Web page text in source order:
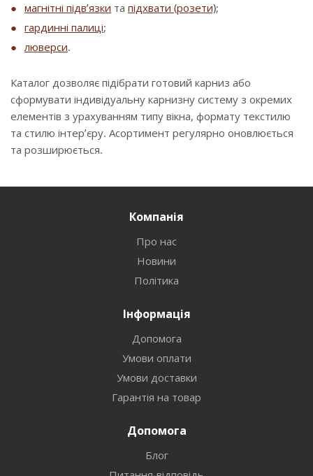
магнітні підв’язки та підхвати (розети);
гардинні палиці;
люверси.
Каталог дозволяє підібрати готовий карниз або
сформувати індивідуальну карнизну систему з окремих
елементів з урахуванням типу вікна, формату текстилю
та стилю інтер’єру. Асортимент регулярно оновлюється
та розширюється.
Компанія
Про нас
Новини
Політика
Інформація
Допомога
Умови оплати
Умови доставки
Гарантія на товар
Допомога
Блог